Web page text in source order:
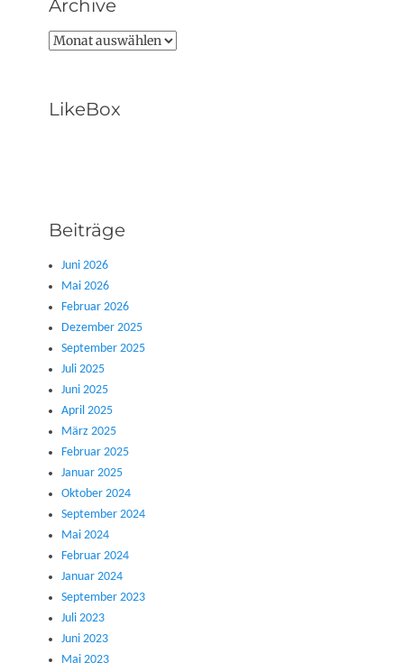
Archive
Archive
LikeBox
Beiträge
Juni 2026
Mai 2026
Februar 2026
Dezember 2025
September 2025
Juli 2025
Juni 2025
April 2025
März 2025
Februar 2025
Januar 2025
Oktober 2024
September 2024
Mai 2024
Februar 2024
Januar 2024
September 2023
Juli 2023
Juni 2023
Mai 2023